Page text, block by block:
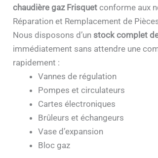
chaudière gaz Frisquetconforme aux
Réparation et Remplacement de
Nous disposons d’un stock complet
immédiatement sans attendre une
rapidement :
Vannes de régulation
Pompes et circulateurs
Cartes électroniques
Brûleurs et échangeurs
Vase d’expansion
Bloc gaz